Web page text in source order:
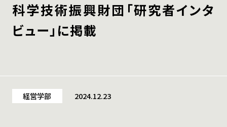
科学技術振興財団「研究者インタ
ビュー」に掲載
経営学部 2024.12.23